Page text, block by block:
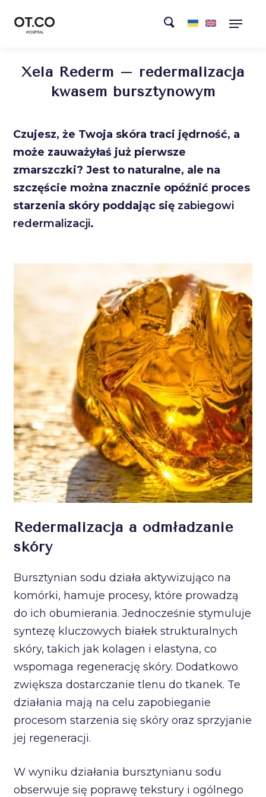
Xela Rederm – redermalizacja
kwasem bursztynowym
Czujesz, że Twoja skóra traci jędrność, a
może zauważyłaś już pierwsze
zmarszczki? Jest to naturalne, ale na
szczęście można znacznie opóźnić proces
starzenia skóry poddając się zabiegowi
redermalizacji.
Redermalizacja a odmładzanie
skóry
Bursztynian sodu działa aktywizująco na
komórki, hamuje procesy, które prowadzą
do ich obumierania. Jednocześnie stymuluje
syntezę kluczowych białek strukturalnych
skóry, takich jak kolagen i elastyna, co
wspomaga regenerację skóry. Dodatkowo
zwiększa dostarczanie tlenu do tkanek. Te
działania mają na celu zapobieganie
procesom starzenia się skóry oraz sprzyjanie
jej regeneracji.
W wyniku działania bursztynianu sodu
obserwuje się poprawę tekstury i ogólnego